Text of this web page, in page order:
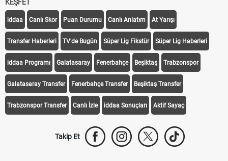
KEŞFET
iddaa Canlı Skor Puan Durumu Canlı Anlatım At Yarışı
Transfer Haberleri TV'de Bugün Süper Lig Fikstür Süper Lig Haberleri
iddaa Programı Galatasaray Fenerbahçe Beşiktaş Trabzonspor
Galatasaray Transfer Fenerbahçe Transfer Beşiktaş Transfer
Trabzonspor Transfer Canlı İzle iddaa Sonuçları Aktif Sayaç